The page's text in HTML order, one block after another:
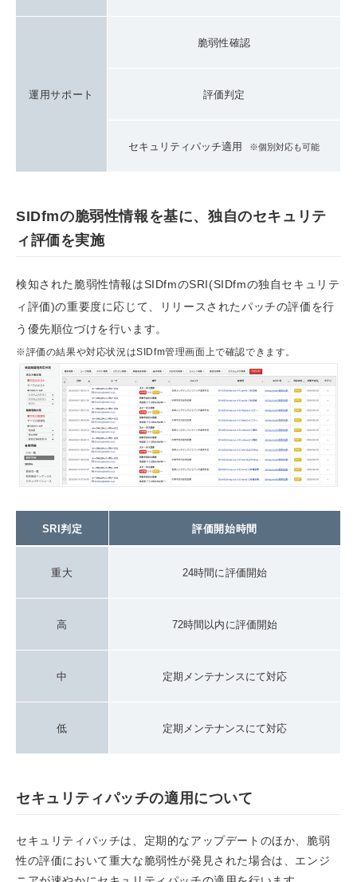
運用サポート
脆弱性確認
評価判定
セキュリティパッチ適用 ※個別対応も可能
SIDfmの脆弱性情報を基に、独自のセキュリテ
ィ評価を実施
検知された脆弱性情報はSIDfmのSRI(SIDfmの独自セキュリテ
ィ評価)の重要度に応じて、リリースされたパッチの評価を行
う優先順位づけを行います。
※評価の結果や対応状況はSIDfm管理画面上で確認できます。
SRI判定 評価開始時間
重大 24時間に評価開始
高 72時間以内に評価開始
中 定期メンテナンスにて対応
低 定期メンテナンスにて対応
セキュリティパッチの適用について
セキュリティパッチは、定期的なアップデートのほか、脆弱
性の評価において重大な脆弱性が発見された場合は、エンジ